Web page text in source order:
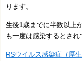
ります。
生後1歳までに半数以上
も一度は感染するとされ
RSウイルス感染症（厚